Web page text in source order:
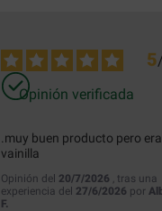
5
Opinión verificada
.muy buen producto pero
vainilla
Opinión del 20/7/2026 , tras una
experiencia del 27/6/2026 por
F.